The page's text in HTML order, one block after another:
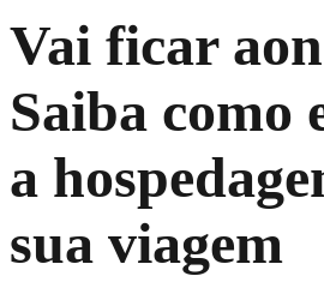
Vai ficar
Saiba como
a
sua viagem